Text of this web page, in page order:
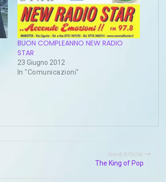
BUON COMPLEANNO NEW RADIO
STAR
23 Giugno 2012
In "Comunicazioni"
Next Article
The King of Pop